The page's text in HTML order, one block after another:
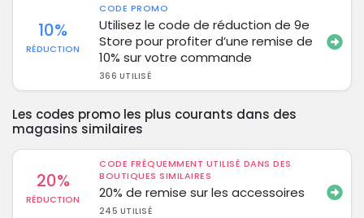
10%
RÉDUCTION
CODE PROMO
Utilisez le code de réduction de 9e
Store pour profiter d’une remise de
10% sur votre commande
366 UTILISÉ
Les codes promo les plus courants dans des
magasins similaires
20%
RÉDUCTION
CODE FRÉQUEMMENT UTILISÉ DANS DES
BOUTIQUES SIMILAIRES
20% de remise sur les accessoires
245 UTILISÉ